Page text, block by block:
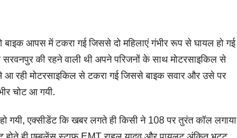
आपस में टकरा गई जिससे दो महिलाएं गंभीर रूप से घायल हो गई
सरवनपुर की रहने वाली थी अपने परिजनों के साथ मोटरसाइकिल से
रही मोटरसाइकिल से टकरा गई जिससे बाइक सवार और उसे पर
चोट आ गयी.
गयी, एक्सीडेंट कि खबर लगते ही किसी ने 108 पर तुरंत कॉल लगाया